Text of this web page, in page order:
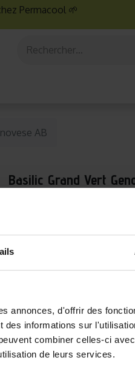
annonces, d'offrir des
informations sur
combiner celles-ci
de leurs services.
Permacool 🌱
AB
Basilic Grand Vert
Expédition en 24h (jours
Le Basilic grand vert est
immédiatement voyager
prononcés ! Facile à
en pleine terre, il relèvera
dessous les avis de nos
professeur d'horticulture.
basilic parmi notre
Env. 80graines / sachet